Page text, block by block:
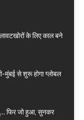
के लिए काल बने
मुंबई से शुरू होगा ग्लोबल
दूं… फिर जो हुआ, सुनकर